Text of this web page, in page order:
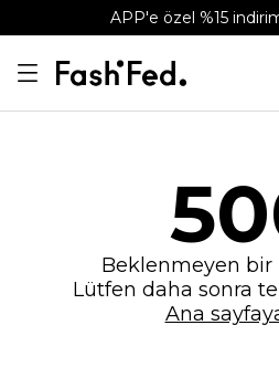
APP'e özel %15
Beklenmeyen bir
Lütfen daha sonra
Ana